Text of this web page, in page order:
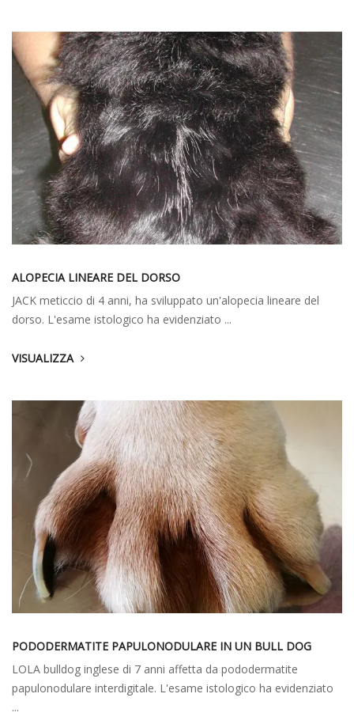
ALOPECIA LINEARE DEL DORSO
JACK meticcio di 4 anni, ha sviluppato un'alopecia lineare del
dorso. L'esame istologico ha evidenziato ...
VISUALIZZA
PODODERMATITE PAPULONODULARE IN UN BULL DOG
LOLA bulldog inglese di 7 anni affetta da pododermatite
papulonodulare interdigitale. L'esame istologico ha evidenziato
...